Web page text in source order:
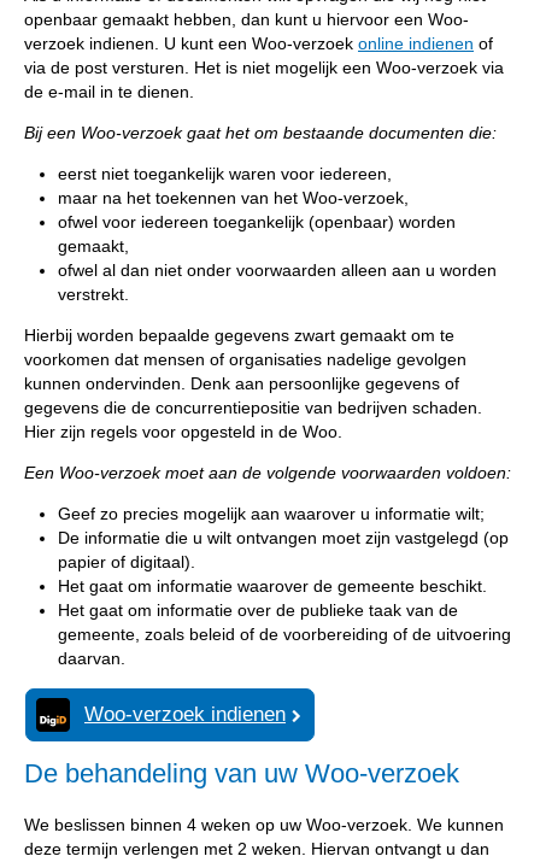
openbaar gemaakt hebben, dan kunt u hiervoor een Woo-
verzoek indienen. U kunt een Woo-verzoek online indienen of
via de post versturen. Het is niet mogelijk een Woo-verzoek via
de e-mail in te dienen.
Bij een Woo-verzoek gaat het om bestaande documenten die:
eerst niet toegankelijk waren voor iedereen,
maar na het toekennen van het Woo-verzoek,
ofwel voor iedereen toegankelijk (openbaar) worden
gemaakt,
ofwel al dan niet onder voorwaarden alleen aan u worden
verstrekt.
Hierbij worden bepaalde gegevens zwart gemaakt om te
voorkomen dat mensen of organisaties nadelige gevolgen
kunnen ondervinden. Denk aan persoonlijke gegevens of
gegevens die de concurrentiepositie van bedrijven schaden.
Hier zijn regels voor opgesteld in de Woo.
Een Woo-verzoek moet aan de volgende voorwaarden voldoen:
Geef zo precies mogelijk aan waarover u informatie wilt;
De informatie die u wilt ontvangen moet zijn vastgelegd (op
papier of digitaal).
Het gaat om informatie waarover de gemeente beschikt.
Het gaat om informatie over de publieke taak van de
gemeente, zoals beleid of de voorbereiding of de uitvoering
daarvan.
Woo-verzoek indienen
De behandeling van uw Woo-verzoek
We beslissen binnen 4 weken op uw Woo-verzoek. We kunnen
deze termijn verlengen met 2 weken. Hiervan ontvangt u dan